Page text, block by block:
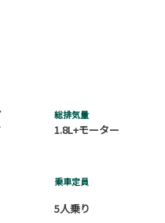
総排気量
1.8L+モーター
乗車定員
5人乗り